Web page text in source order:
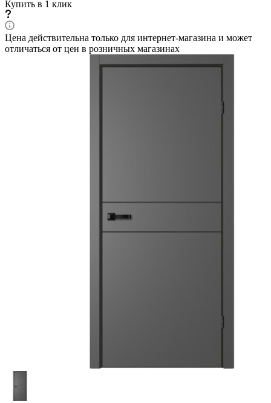
Купить в 1 клик
Цена действительна только для интернет-магазина и может
отличаться от цен в розничных магазинах